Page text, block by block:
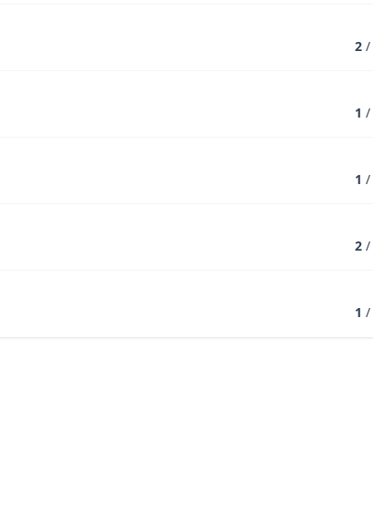
2 /
1 /
1 /
2 /
1 /